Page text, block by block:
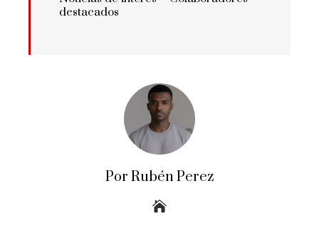
destacados
Por Rubén Perez